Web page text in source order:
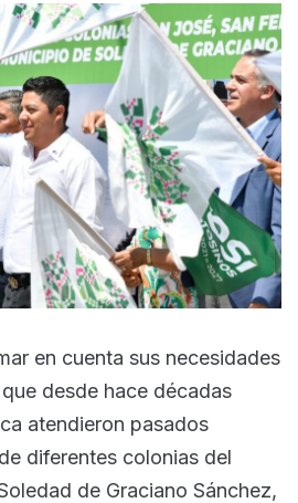
en cuenta sus necesidades
desde hace décadas
atendieron pasados
diferentes colonias del
de Graciano Sánchez,